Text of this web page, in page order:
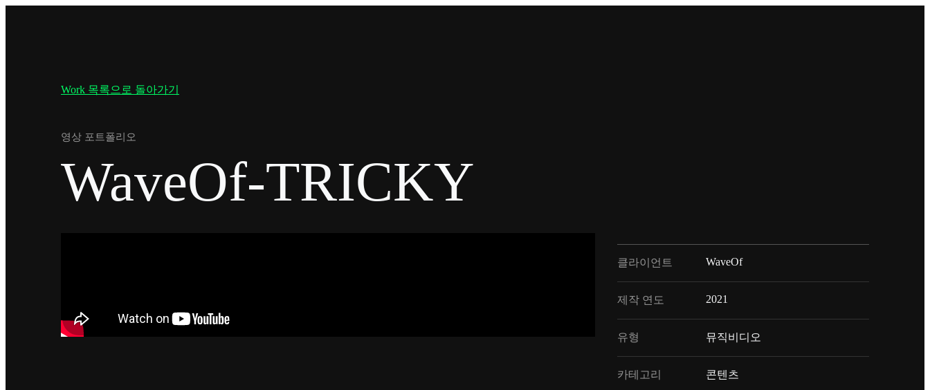
Work 목록으로 돌아가기
영상 포트폴리오
WaveOf-TRICKY
클라이언트 WaveOf
제작 연도 2021
유형 뮤직비디오
카테고리 콘텐츠